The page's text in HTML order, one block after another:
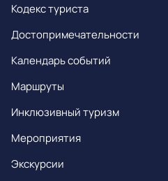
Кодекс туриста
Достопримечательности
Календарь событий
Маршруты
Инклюзивный туризм
Мероприятия
Экскурсии